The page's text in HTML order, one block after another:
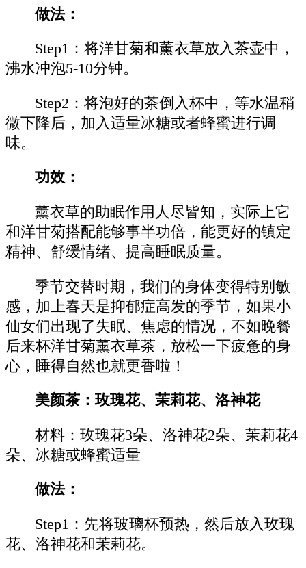
做法：
Step1：将洋甘菊和薰衣草放入茶壶中，
沸水冲泡5-10分钟。
Step2：将泡好的茶倒入杯中，等水温稍
微下降后，加入适量冰糖或者蜂蜜进行调
味。
功效：
薰衣草的助眠作用人尽皆知，实际上它
和洋甘菊搭配能够事半功倍，能更好的镇定
精神、舒缓情绪、提高睡眠质量。
季节交替时期，我们的身体变得特别敏
感，加上春天是抑郁症高发的季节，如果小
仙女们出现了失眠、焦虑的情况，不如晚餐
后来杯洋甘菊薰衣草茶，放松一下疲惫的身
心，睡得自然也就更香啦！
美颜茶：玫瑰花、茉莉花、洛神花
材料：玫瑰花3朵、洛神花2朵、茉莉花4
朵、冰糖或蜂蜜适量
做法：
Step1：先将玻璃杯预热，然后放入玫瑰
花、洛神花和茉莉花。